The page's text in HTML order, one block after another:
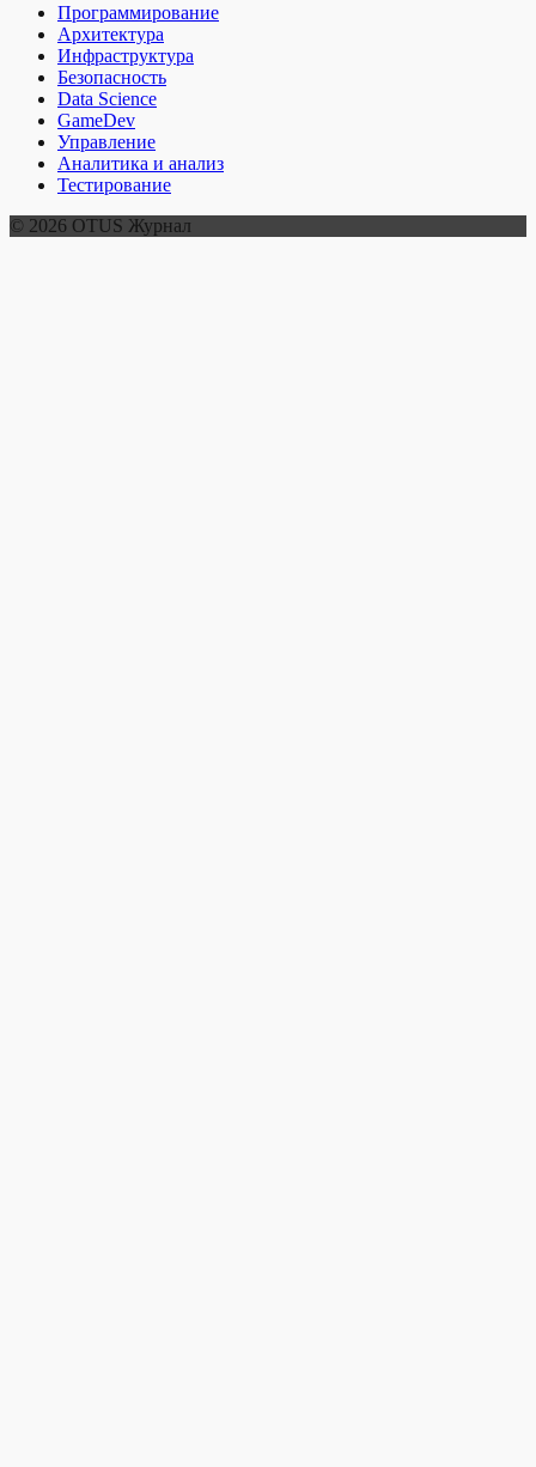
Программирование
Архитектура
Инфраструктура
Безопасность
Data Science
GameDev
Управление
Аналитика и анализ
Тестирование
© 2026 OTUS Журнал